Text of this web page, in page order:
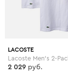
LACOSTE
2 029 руб.